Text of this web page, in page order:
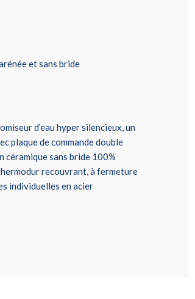
et sans bride
d’eau hyper silencieux, un
plaque de commande double
céramique sans bride 100%
recouvrant, à fermeture
individuelles en acier